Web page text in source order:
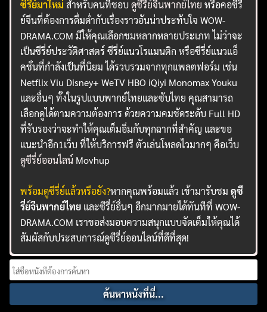
ซีรี่ย์มาใหม่ สำหรับคนที่ชอบดูซีรี่ย์จีนพากย์ไทย หรือคอซีรี่
ย์จีนที่ต้องการดื่มด่ำกับเรื่องราวอันน่าประทับใจ WOW-
DRAMA.COM มีให้คุณเลือกชมหลากหลายประเภท ไม่ว่าจะ
เป็นซีรี่ย์ประวัติศาสตร์ ซีรี่ย์แนวโรแมนติก หรือซีรี่ย์แนวแอ็
คชั่นที่กำลังเป็นที่นิยม ได้รวบรวมจากทุกแพลตฟอร์ม เช่น
Netflix Viu Disney+ WeTV HBO iQiyi Monomax Youku
และอื่นๆ ทั้งในรูปแบบพากย์ไทยและซับไทย คุณสามารถ
เลือกดูได้ตามความต้องการ ด้วยความคมชัดระดับ Full HD
ที่รับรองว่าจะทำให้คุณเต็มอิ่มกับทุกฉากที่สำคัญ และขอ
แนะนำอีก1เว็บ ที่ให้บริการฟรี ตัวเล่นโหลดไวมากๆ คือเว็บ
ดูซีรี่ย์ออนไลน์ Movhup
พร้อมดูซีรี่ย์แล้วหรือยัง?หากคุณพร้อมแล้ว เข้ามารับชมดูซี
รี่ย์จีนพากย์ไทย และซีรี่ย์อื่นๆ อีกมากมายได้ทันทีที่ WOW-
DRAMA.COM เราขอส่งมอบความสนุกแบบจัดเต็มให้คุณได้
สัมผัสกับประสบการณ์ดูซีรี่ย์ออนไลน์ที่ดีที่สุด!
Search
for: